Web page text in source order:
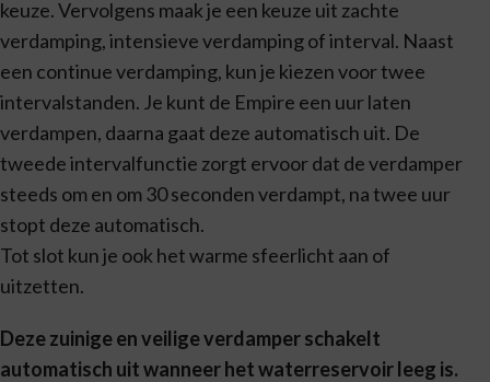
keuze. Vervolgens maak je een keuze uit zachte
verdamping, intensieve verdamping of interval. Naast
een continue verdamping, kun je kiezen voor twee
intervalstanden. Je kunt de Empire een uur laten
verdampen, daarna gaat deze automatisch uit. De
tweede intervalfunctie zorgt ervoor dat de verdamper
steeds om en om 30 seconden verdampt, na twee uur
stopt deze automatisch.
Tot slot kun je ook het warme sfeerlicht aan of
uitzetten.
Deze zuinige en veilige verdamper schakelt
automatisch uit wanneer het waterreservoir leeg is.